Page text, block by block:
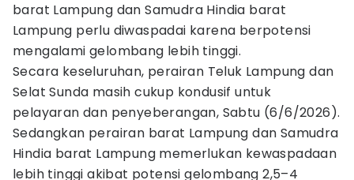
barat Lampung dan Samudra Hindia barat
Lampung perlu diwaspadai karena berpotensi
mengalami gelombang lebih tinggi.
Secara keseluruhan, perairan Teluk Lampung dan
Selat Sunda masih cukup kondusif untuk
pelayaran dan penyeberangan, Sabtu (6/6/2026).
Sedangkan perairan barat Lampung dan Samudra
Hindia barat Lampung memerlukan kewaspadaan
lebih tinggi akibat potensi gelombang 2,5–4